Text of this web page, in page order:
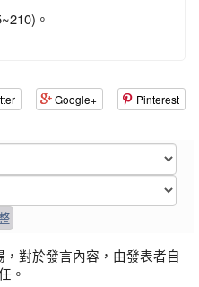
。
Google+ Pinterest
對於發言內容，由發表者自
。